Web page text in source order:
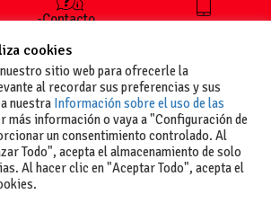
-Contacto
publicar un
anuncio
-Vende+
+34 627 35
cookies
sitio web para ofrecerle la
al recordar sus preferencias y sus
nuestra Información sobre el uso de las
más información o vaya a "Configuración de
un consentimiento controlado. Al
Todo", acepta el almacenamiento de solo
Al hacer clic en "Aceptar Todo", acepta el